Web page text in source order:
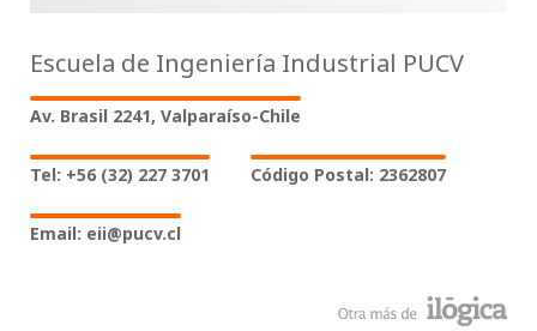
Escuela de Ingeniería Industrial PUCV
Av. Brasil 2241, Valparaíso-Chile
Tel: +56 (32) 227 3701 Código Postal: 2362807
Email: eii@pucv.cl